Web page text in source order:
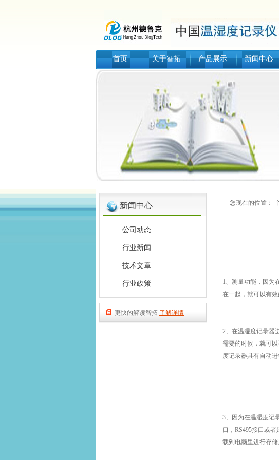
首页 关于智拓 产品展示 新闻中心
新闻中心
公司动态
行业新闻
技术文章
行业政策
更快的解读智拓 了解详情
您现在的位置：
1、测量功能，因为
在一起，就可以有
2、在温湿度记录器
需要的时候，就可
度记录器具有自动
3、因为在温湿度记
口，RS495接口或
载到电脑里进行存储